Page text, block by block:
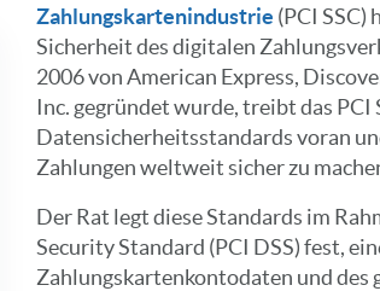
Zahlungskartenindustrie (PCI
Sicherheit des digitalen
2006 von American Express,
Inc. gegründet wurde, treibt das PCI
Datensicherheitsstandards voran
Zahlungen weltweit sicher zu
Der Rat legt diese Standards im
Security Standard (PCI DSS) fest,
Zahlungskartenkontodaten und des